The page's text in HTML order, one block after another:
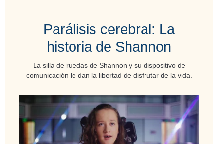
Parálisis cerebral: La
historia de Shannon
La silla de ruedas de Shannon y su dispositivo de
comunicación le dan la libertad de disfrutar de la vida.